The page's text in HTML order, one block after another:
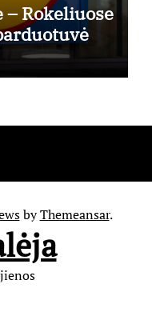
– Rokeliuose
byThemeansar.